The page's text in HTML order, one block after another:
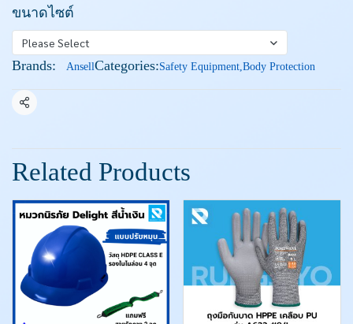
ขนาดไซต์
Please Select
Brands: AnsellCategories:Safety Equipment,Body Protection
Share
Related Products